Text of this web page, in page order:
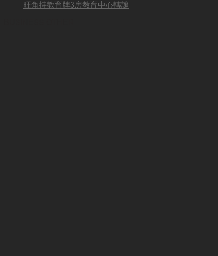
旺角持教育牌3房教育中心轉讓